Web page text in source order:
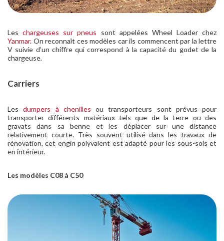
Leschargeuses sur pneus sont appelées Wheel Loader chez
Yanmar. On reconnaît ces modèles car ils commencent par la lettre
V suivie d’un chiffre qui correspond à la capacité du godet de la
chargeuse.
Carriers
Lesdumpers à chenilles ou transporteurs sont prévus pour
transporter différents matériaux tels que de la terre ou des
gravats dans sa benne et les déplacer sur une distance
relativement courte. Très souvent utilisé dans les travaux de
rénovation, cet engin polyvalent est adapté pour les sous-sols et
en intérieur.
Les modèles C08 à C50